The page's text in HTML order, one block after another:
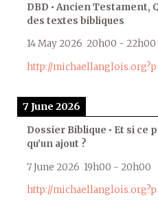
DBD • Ancien
des textes bibliques
14 May 2026 20h00 - 22h00
http://
7 June 2026
Dossier Biblique • Et si ce
qu’un ajout ?
7 June 2026 19h00 - 20h00
http://